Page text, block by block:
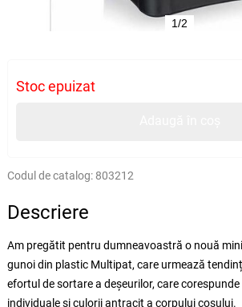
1/2
Stoc epuizat
Codul de catalog: 803212
Descriere
Am pregătit pentru dumneavoastră o nouă
gunoi din plastic Multipat, care urmează
efortul de sortare a deșeurilor, care
individuale și culorii antracit a corpului coșului.